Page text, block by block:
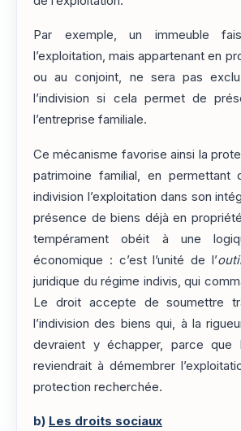
Par exemple, un immeuble
l’exploitation, mais appartenant en
ou au conjoint, ne sera pas
l’indivision si cela permet de
l’entreprise familiale.
Ce mécanisme favorise ainsi la
patrimoine familial, en permettant
indivision l’exploitation dans son
présence de biens déjà en
tempérament obéit à une
économique : c’est l’unité de l’
juridique du régime indivis, qui
Le droit accepte de soumettre
l’indivision des biens qui, à la
devraient y échapper, parce que
reviendrait à démembrer
protection recherchée.
b) Les droits sociaux